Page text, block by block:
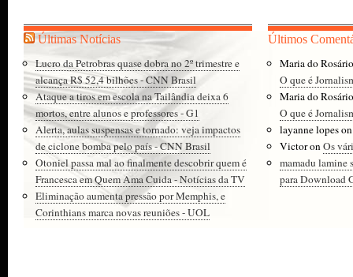
Últimas Notícias
Lucro da Petrobras quase dobra no 2º trimestre e
alcança R$ 52,4 bilhões - CNN Brasil
Ataque a tiros em escola na Tailândia deixa 6
mortos, entre alunos e professores - G1
Alerta, aulas suspensas e tornado: veja impactos
de ciclone bomba pelo país - CNN Brasil
Otoniel passa mal ao finalmente descobrir quem é
Francesca em Quem Ama Cuida - Notícias da TV
Eliminação aumenta pressão por Memphis, e
Corinthians marca novas reuniões - UOL
Últimos
Maria do
O que é
Maria do
O que é
layanne lopes
VictoronOs
mamadu lamine
para Download